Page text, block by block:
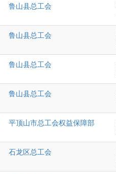
鲁山县总工会
鲁山县总工会
鲁山县总工会
鲁山县总工会
平顶山市总工会权益保障部
石龙区总工会